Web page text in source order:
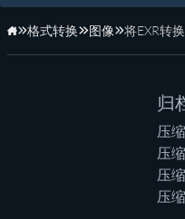
主页
格式转换 图像 将EXR转
归
压
压
压
压